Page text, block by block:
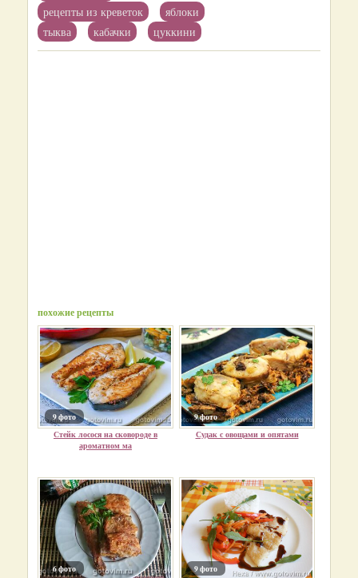
рецепты из креветок
яблоки
тыква
кабачки цуккини
похожие рецепты
9 фото
Стейк лосося на сковороде в
ароматном ма
9 фото
Судак с овощами и опятами
6 фото
9 фото